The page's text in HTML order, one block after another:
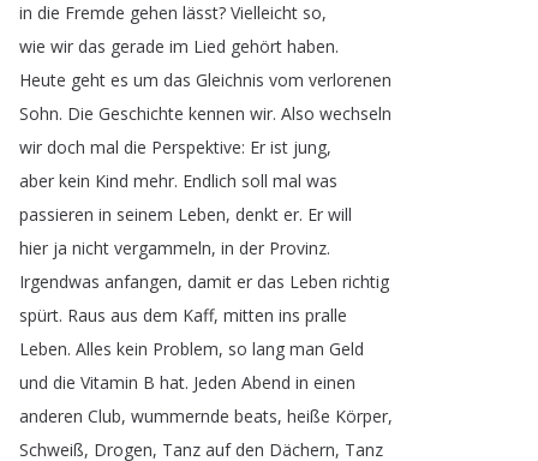
in die Fremde gehen lässt? Vielleicht so,
wie wir das gerade im Lied gehört haben.
Heute geht es um das Gleichnis vom verlorenen
Sohn. Die Geschichte kennen wir. Also wechseln
wir doch mal die Perspektive: Er ist jung,
aber kein Kind mehr. Endlich soll mal was
passieren in seinem Leben, denkt er. Er will
hier ja nicht vergammeln, in der Provinz.
Irgendwas anfangen, damit er das Leben richtig
spürt. Raus aus dem Kaff, mitten ins pralle
Leben. Alles kein Problem, so lang man Geld
und die Vitamin B hat. Jeden Abend in einen
anderen Club, wummernde beats, heiße Körper,
Schweiß, Drogen, Tanz auf den Dächern, Tanz